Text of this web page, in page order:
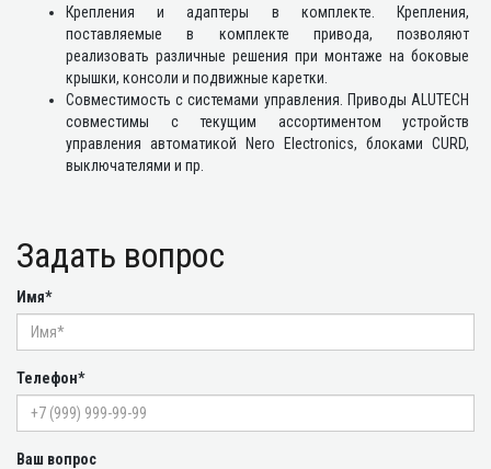
Крепления и адаптеры в комплекте. Крепления,
поставляемые в комплекте привода, позволяют
реализовать различные решения при монтаже на боковые
крышки, консоли и подвижные каретки.
Совместимость с системами управления. Приводы ALUTECH
совместимы с текущим ассортиментом устройств
управления автоматикой Nero Electronics, блоками CURD,
выключателями и пр.
Задать вопрос
Имя*
Телефон*
Ваш вопрос